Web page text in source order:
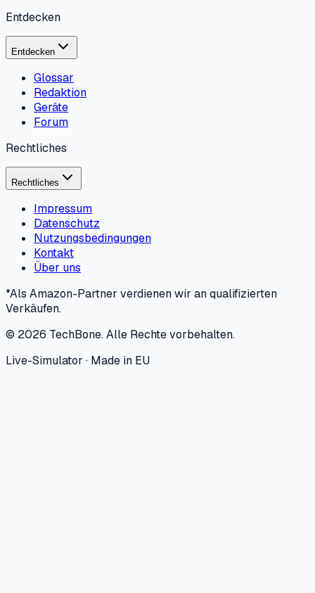
Entdecken
Entdecken
Glossar
Redaktion
Geräte
Forum
Rechtliches
Rechtliches
Impressum
Datenschutz
Nutzungsbedingungen
Kontakt
Über uns
*Als Amazon-Partner verdienen wir an qualifizierten
Verkäufen.
© 2026 TechBone.Alle Rechte vorbehalten.
Live-Simulator · Made in EU